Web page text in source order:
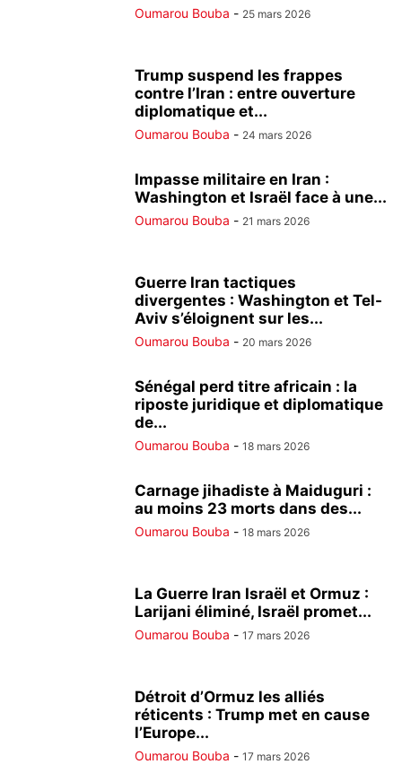
Oumarou Bouba - 25 mars 2026
Trump suspend les frappes
contre l’Iran : entre ouverture
diplomatique et...
Oumarou Bouba - 24 mars 2026
Impasse militaire en Iran :
Washington et Israël face à une...
Oumarou Bouba - 21 mars 2026
Guerre Iran tactiques
divergentes : Washington et Tel-
Aviv s’éloignent sur les...
Oumarou Bouba - 20 mars 2026
Sénégal perd titre africain : la
riposte juridique et diplomatique
de...
Oumarou Bouba - 18 mars 2026
Carnage jihadiste à Maiduguri :
au moins 23 morts dans des...
Oumarou Bouba - 18 mars 2026
La Guerre Iran Israël et Ormuz :
Larijani éliminé, Israël promet...
Oumarou Bouba - 17 mars 2026
Détroit d’Ormuz les alliés
réticents : Trump met en cause
l’Europe...
Oumarou Bouba - 17 mars 2026